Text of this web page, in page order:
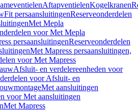
AftapventielenKogelkranen
persaansluitingenReserveonderdelen
Met Mepla
voor Met Mepla
persaansluitingenReserveonderdelen
Met Mapress persaansluitingen,
voor Met Mapress
Afsluit- en verdelereenheden voor
voor Afsluit- en
Met aansluitingen
voor Met aansluitingen
Met Mapress